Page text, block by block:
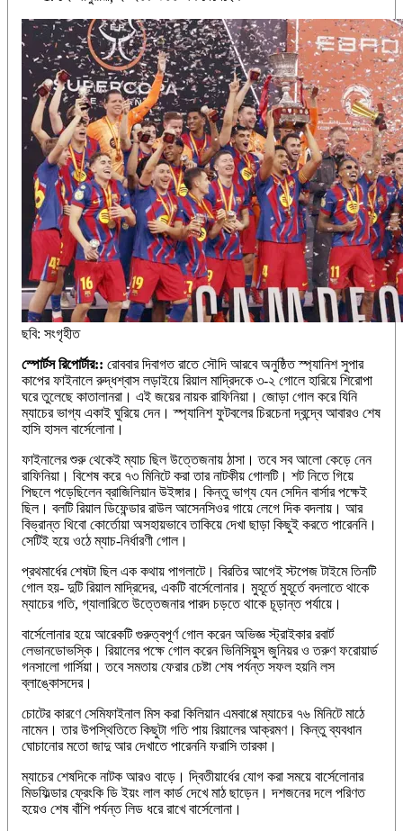
ছবি: সংগৃহীত
স্পোর্টস রিপোর্টার:: রোববার দিবাগত রাতে সৌদি আরবে অনুষ্ঠিত স্প্যানিশ সুপার
কাপের ফাইনালে রুদ্ধশ্বাস লড়াইয়ে রিয়াল মাদ্রিদকে ৩-২ গোলে হারিয়ে শিরোপা
ঘরে তুলেছে কাতালানরা। এই জয়ের নায়ক রাফিনিয়া। জোড়া গোল করে যিনি
ম্যাচের ভাগ্য একাই ঘুরিয়ে দেন। স্প্যানিশ ফুটবলের চিরচেনা দ্বন্দ্বে আবারও শেষ
হাসি হাসল বার্সেলোনা।
ফাইনালের শুরু থেকেই ম্যাচ ছিল উত্তেজনায় ঠাসা। তবে সব আলো কেড়ে নেন
রাফিনিয়া। বিশেষ করে ৭৩ মিনিটে করা তার নাটকীয় গোলটি। শট নিতে গিয়ে
পিছলে পড়েছিলেন ব্রাজিলিয়ান উইঙ্গার। কিন্তু ভাগ্য যেন সেদিন বার্সার পক্ষেই
ছিল। বলটি রিয়াল ডিফেন্ডার রাউল আসেনসিওর গায়ে লেগে দিক বদলায়। আর
বিভ্রান্ত থিবো কোর্তোয়া অসহায়ভাবে তাকিয়ে দেখা ছাড়া কিছুই করতে পারেননি।
সেটিই হয়ে ওঠে ম্যাচ-নির্ধারণী গোল।
প্রথমার্ধের শেষটা ছিল এক কথায় পাগলাটে। বিরতির আগেই স্টপেজ টাইমে তিনটি
গোল হয়- দুটি রিয়াল মাদ্রিদের, একটি বার্সেলোনার। মুহূর্তে মুহূর্তে বদলাতে থাকে
ম্যাচের গতি, গ্যালারিতে উত্তেজনার পারদ চড়তে থাকে চূড়ান্ত পর্যায়ে।
বার্সেলোনার হয়ে আরেকটি গুরুত্বপূর্ণ গোল করেন অভিজ্ঞ স্ট্রাইকার রবার্ট
লেভানডোভস্কি। রিয়ালের পক্ষে গোল করেন ভিনিসিয়ুস জুনিয়র ও তরুণ ফরোয়ার্ড
গনসালো গার্সিয়া। তবে সমতায় ফেরার চেষ্টা শেষ পর্যন্ত সফল হয়নি লস
ব্লাঙ্কোসদের।
চোটের কারণে সেমিফাইনাল মিস করা কিলিয়ান এমবাপ্পে ম্যাচের ৭৬ মিনিটে মাঠে
নামেন। তার উপস্থিতিতে কিছুটা গতি পায় রিয়ালের আক্রমণ। কিন্তু ব্যবধান
ঘোচানোর মতো জাদু আর দেখাতে পারেননি ফরাসি তারকা।
ম্যাচের শেষদিকে নাটক আরও বাড়ে। দ্বিতীয়ার্ধের যোগ করা সময়ে বার্সেলোনার
মিডফিল্ডার ফ্রেংকি ডি ইয়ং লাল কার্ড দেখে মাঠ ছাড়েন। দশজনের দলে পরিণত
হয়েও শেষ বাঁশি পর্যন্ত লিড ধরে রাখে বার্সেলোনা।